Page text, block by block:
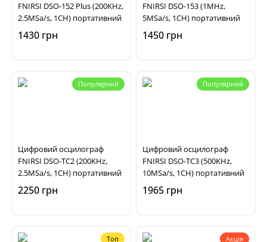
FNIRSI DSO-152 Plus (200KHz,
2.5MSa/s, 1CH) портативний
1430 грн
FNIRSI DSO-153 (1MHz,
5MSa/s, 1CH) портативний
1450 грн
Популярний
Цифровий осцилограф
FNIRSI DSO-TC2 (200KHz,
2.5MSa/s, 1CH) портативний
2250 грн
Популярний
Цифровий осцилограф
FNIRSI DSO-TC3 (500KHz,
10MSa/s, 1CH) портативний
1965 грн
Топ
Акція